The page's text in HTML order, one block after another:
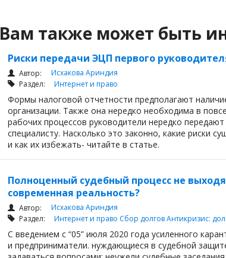
Вам также может быть
Риски передачи ЭЦП первого
Автор: Исхакова Ариндия
Раздел: Интернет и право
Формы налоговой отчетности предполагают
организации. Также она нередко необходима в
рабочих процессов руководители нередко
специалисту. Насколько это законно, какие риски
и как их избежать- читайте в статье.
Полноценный судебный процесс не
современная реальность?
Автор: Исхакова Ариндия
Раздел: Интернет и право Сбор долговАнтикризис:
С введением с “05” июля 2020 года усиленного
и предприниматели. нуждающиеся в судебной